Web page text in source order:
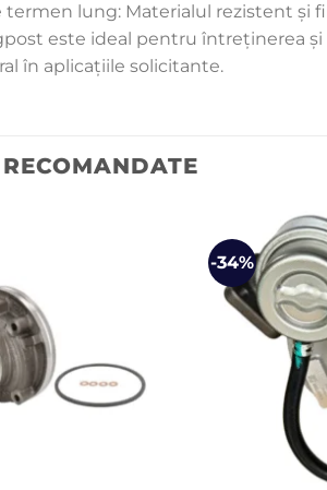
termen lung: Materialul rezistent și
este ideal pentru întreținerea
în aplicațiile solicitante.
-34%